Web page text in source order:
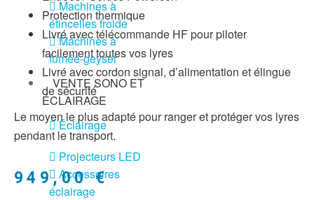
Machines à
étincelles froide
Machines à
fumée-geyser
VENTE SONO ET
ÉCLAIRAGE
Éclairage
Projecteurs LED
Accessoires
éclairage
Protection thermique
Livré avec télécommande HF pour piloter
facilement toutes vos lyres
Livré avec cordon signal, d’alimentation et élingue
de sécurité
Le moyen le plus adapté pour ranger et protéger vos lyres
pendant le transport.
949,00€